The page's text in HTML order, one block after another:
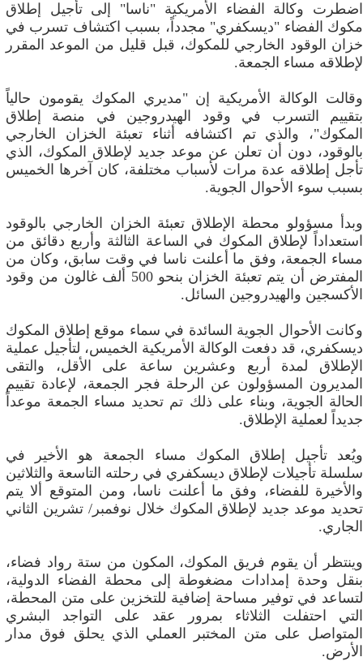
اضطرت وكالة الفضاء الأمريكية "ناسا" إلى تأجيل إطلاق
مكوك الفضاء "ديسكفري" مجدداً، بسبب اكتشاف تسرب في
خزان الوقود الخارجي للمكوك، قبل قليل من الموعد المقرر
لإطلاقه مساء الجمعة.
وقالت الوكالة الأمريكية إن "مديري المكوك يقومون حالياً
بتقييم التسرب في وقود الهيدروجين في منصة إطلاق
المكوك"، والذي تم اكتشافه أثناء تعبئة الخزان الخارجي
بالوقود، دون أن تعلن عن موعد جديد لإطلاق المكوك، الذي
تأجل إطلاقه عدة مرات لأسباب مختلفة، كان آخرها الخميس
بسبب سوء الأحوال الجوية.
وبدأ مسؤولو محطة الإطلاق تعبئة الخزان الخارجي بالوقود
استعداداً لإطلاق المكوك في الساعة الثالثة وأربع دقائق من
مساء الجمعة، وفق ما أعلنت ناسا في وقت سابق، وكان من
المفترض أن يتم تعبئة الخزان بنحو 500 ألف غالون من وقود
الأكسجين والهيدروجين السائل.
وكانت الأحوال الجوية السائدة في سماء موقع إطلاق المكوك
ديسكفري، قد دفعت الوكالة الأمريكية الخميس، لتأجيل عملية
الإطلاق لمدة أربع وعشرين ساعة على الأقل، والتقى
المديرون المسؤولون عن الرحلة فجر الجمعة، لإعادة تقييم
الحالة الجوية، وبناء على ذلك تم تحديد مساء الجمعة موعداً
جديداً لعملية الإطلاق.
ويُعد تأجيل إطلاق المكوك مساء الجمعة هو الأخير في
سلسلة تأجيلات لإطلاق ديسكفري في رحلته التاسعة والثلاثين
والأخيرة للفضاء، وفق ما أعلنت ناسا، ومن المتوقع ألا يتم
تحديد موعد جديد لإطلاق المكوك خلال نوفمبر/ تشرين الثاني
الجاري.
وينتظر أن يقوم فريق المكوك، المكون من ستة رواد فضاء،
بنقل وحدة إمدادات مضغوطة إلى محطة الفضاء الدولية،
لتساعد في توفير مساحة إضافية للتخزين على متن المحطة،
التي احتفلت الثلاثاء بمرور عقد على التواجد البشري
المتواصل على متن المختبر العملي الذي يحلق فوق مدار
الأرض.